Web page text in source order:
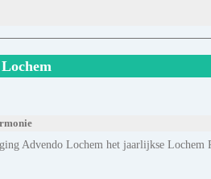
Advendo Lochem het jaarlijkse